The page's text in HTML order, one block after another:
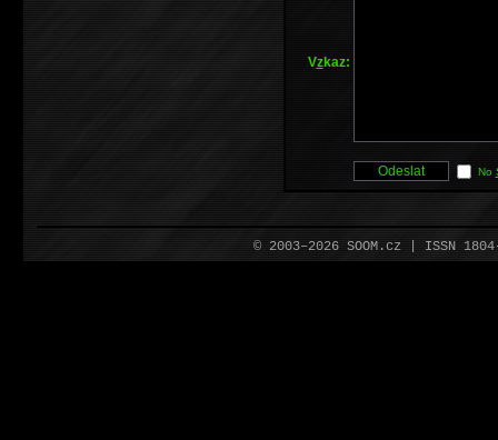
Vzkaz:
No
© 2003–2026 SOOM.cz | ISSN